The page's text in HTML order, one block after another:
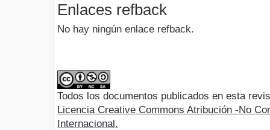
Enlaces refback
No hay ningún enlace refback.
Todos los documentos publicados en esta
Licencia Creative Commons Atribución -No
Internacional.